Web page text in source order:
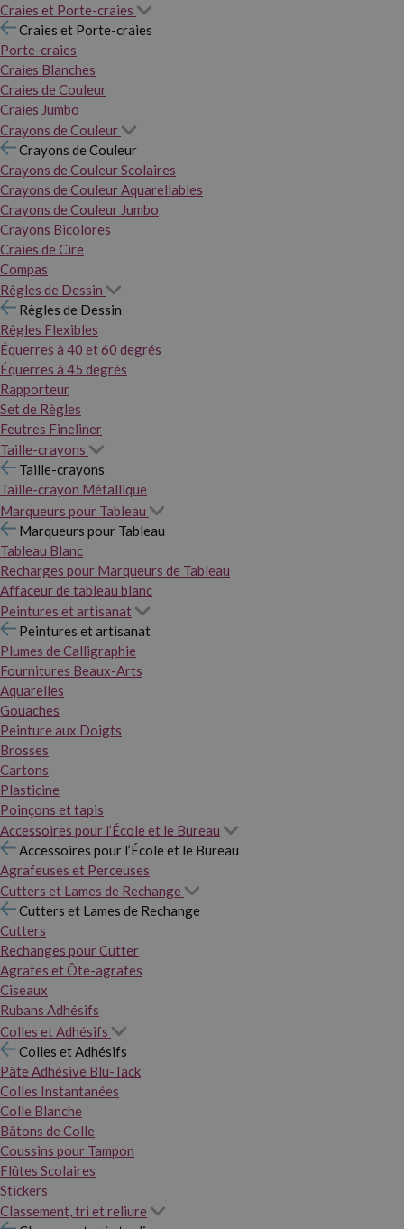
Craies et Porte-craies
Craies et Porte-craies
Porte-craies
Craies Blanches
Craies de Couleur
Craies Jumbo
Crayons de Couleur
Crayons de Couleur
Crayons de Couleur Scolaires
Crayons de Couleur Aquarellables
Crayons de Couleur Jumbo
Crayons Bicolores
Craies de Cire
Compas
Règles de Dessin
Règles de Dessin
Règles Flexibles
Équerres à 40 et 60 degrés
Équerres à 45 degrés
Rapporteur
Set de Règles
Feutres Fineliner
Taille-crayons
Taille-crayons
Taille-crayon Métallique
Marqueurs pour Tableau
Marqueurs pour Tableau
Tableau Blanc
Recharges pour Marqueurs de Tableau
Affaceur de tableau blanc
Peintures et artisanat
Peintures et artisanat
Plumes de Calligraphie
Fournitures Beaux-Arts
Aquarelles
Gouaches
Peinture aux Doigts
Brosses
Cartons
Plasticine
Poinçons et tapis
Accessoires pour l’École et le Bureau
Accessoires pour l’École et le Bureau
Agrafeuses et Perceuses
Cutters et Lames de Rechange
Cutters et Lames de Rechange
Cutters
Rechanges pour Cutter
Agrafes et Ôte-agrafes
Ciseaux
Rubans Adhésifs
Colles et Adhésifs
Colles et Adhésifs
Pâte Adhésive Blu-Tack
Colles Instantanées
Colle Blanche
Bâtons de Colle
Coussins pour Tampon
Flûtes Scolaires
Stickers
Classement, tri et reliure